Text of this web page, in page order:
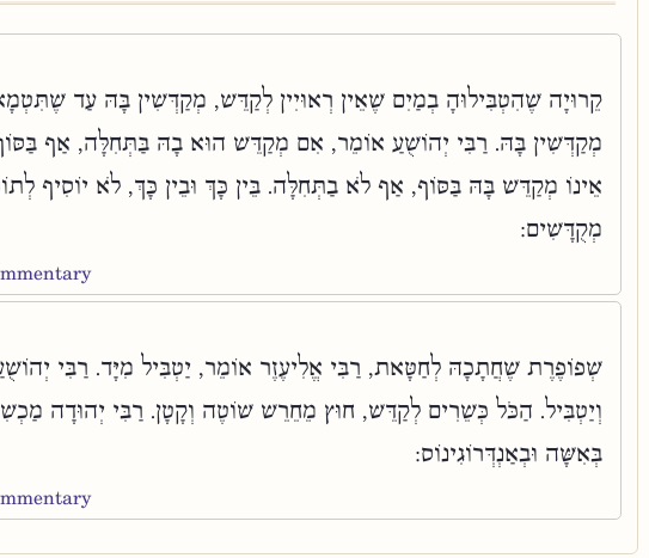
קֵרוּיָה שֶׁהִטְבִּילוּהָ בְמַיִם שֶׁאֵין רְאוּיִין לְקַדֵּשׁ, מְקַדְּשִׁין בָּהּ עַד
מְקַדְּשִׁין בָּהּ. רַבִּי יְהוֹשֻׁעַ אוֹמֵר, אִם מְקַדֵּשׁ הוּא בָהּ בַּתְּחִלָּה, אַף
אֵינוֹ מְקַדֵּשׁ בָּהּ בַּסּוֹף, אַף לֹא בַתְּחִלָּה. בֵּין כָּךְ וּבֵין כָּךְ, לֹא יוֹסִיף
מְקֻדָּשִׁים:
שְׁפוֹפֶרֶת שֶׁחֲתָכָהּ לְחַטָּאת, רַבִּי אֱלִיעֶזֶר אוֹמֵר, יַטְבִּיל מִיָּד. רַבִּי
וְיַטְבִּיל. הַכֹּל כְּשֵׁרִים לְקַדֵּשׁ, חוּץ מֵחֵרֵשׁ שׁוֹטֶה וְקָטָן. רַבִּי יְהוּדָה
בְּאִשָּׁה וּבְאַנְדְּרוֹגִינוֹס: